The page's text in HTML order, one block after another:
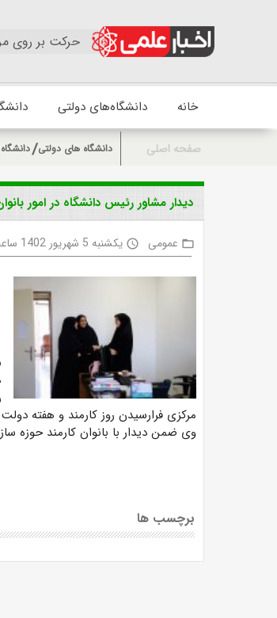
حرکت بر روی
خانه دانشگاه‌های دولتی
صفحه اصلی دانشگاه های دولتی
دیدار مشاور رئیس دانشگاه در امور
folder_open عمومی access_time یکشنبه 5 شهریور 1402 ساعت 5:29
مرکزی فرارسیدن روز کارمند و هفته
وی ضمن دیدار با بانوان کارمند حوزه
برچسب ها